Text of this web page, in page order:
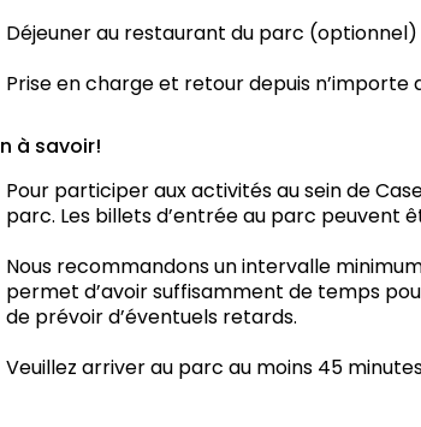
Déjeuner au restaurant du parc (optionnel)
Prise en charge et retour depuis
à savoir!
Pour participer aux activités au sein de
parc. Les billets d’entrée au parc peuvent
Nous recommandons un intervalle
permet d’avoir suffisamment de temps
de prévoir d’éventuels retards.
Veuillez arriver au parc au moins 45